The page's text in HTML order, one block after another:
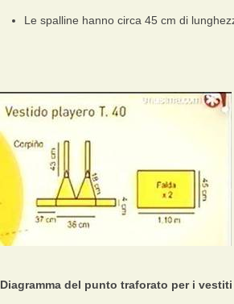
Le spalline hanno circa 45 cm di
Diagramma del punto traforato per i vestiti